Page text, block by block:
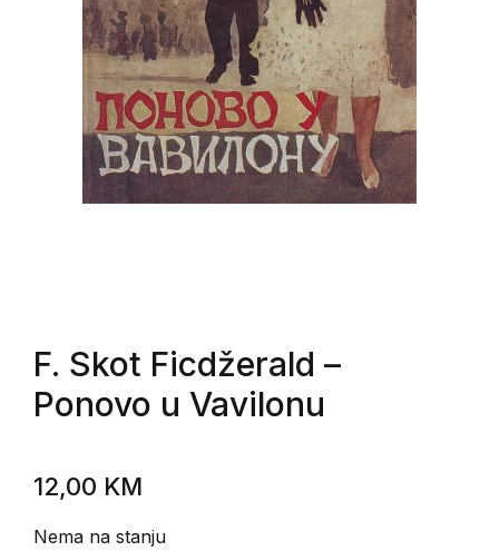
F. Skot Ficdžerald –
Ponovo u Vavilonu
12,00 KM
Nema na stanju